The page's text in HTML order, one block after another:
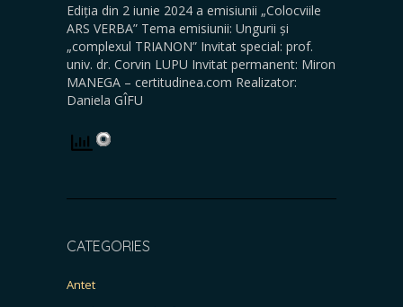
Ediția din 2 iunie 2024 a emisiunii „Colocviile
ARS VERBA” Tema emisiunii: Ungurii și
„complexul TRIANON” Invitat special: prof.
univ. dr. Corvin LUPU Invitat permanent: Miron
MANEGA – certitudinea.com Realizator:
Daniela GÎFU
CATEGORIES
Antet